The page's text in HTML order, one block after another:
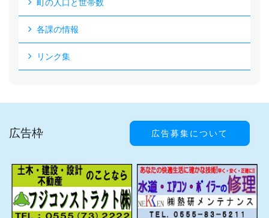
町の人口と世帯数
各課の情報
リンク集
広告枠 広告募集について